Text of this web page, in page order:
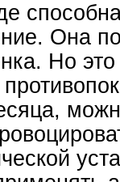
Она
Но